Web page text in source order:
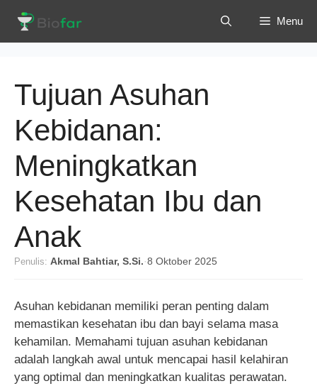
isi
Menu
Tujuan Asuhan
Kebidanan:
Meningkatkan
Kesehatan Ibu dan
Anak
Penulis: Akmal Bahtiar, S.Si. ·8 Oktober 2025
Asuhan kebidanan memiliki peran penting dalam
memastikan kesehatan ibu dan bayi selama masa
kehamilan. Memahami tujuan asuhan kebidanan
adalah langkah awal untuk mencapai hasil kelahiran
yang optimal dan meningkatkan kualitas perawatan.